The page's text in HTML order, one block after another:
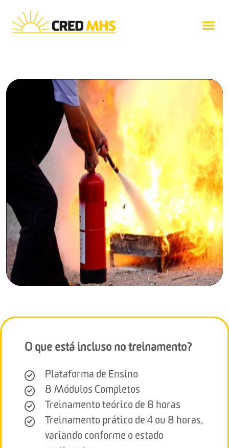
O que está incluso no treinamento?
Plataforma de Ensino
8 Módulos Completos
Treinamento teórico de 8 horas
Treinamento prático de 4 ou 8 horas,
variando conforme o estado